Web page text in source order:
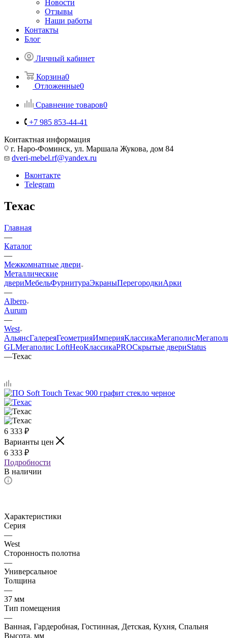
Новости
Отзывы
Наши работы
Контакты
Блог
Личный кабинет
Корзина0
Отложенные0
Сравнение товаров0
+7 985 853-44-41
Контактная информация
г. Наро-Фоминск, ул. Маршала Жукова, дом 84
dveri-mebel.rf@yandex.ru
Вконтакте
Telegram
Техас
Главная
—
Каталог
—
Межкомнатные двери
Металлические
двериМебельФурнитураЭкраныПерегородкиАрки
—
Albero
Aurum
—
West
АльянсГалереяГеометрияИмперияКлассикаМегаполис
GLМегаполис LoftНеоКлассикаPROСкрытые двериStatus
—Техас
6 333 ₽
Варианты цен
6 333 ₽
Подробности
В наличии
Характеристики
Серия
—
West
Сторонность полотна
—
Универсальное
Толщина
—
37 мм
Тип помещения
—
Ванная, Гардеробная, Гостинная, Детская, Кухня, Спальня
Высота, мм